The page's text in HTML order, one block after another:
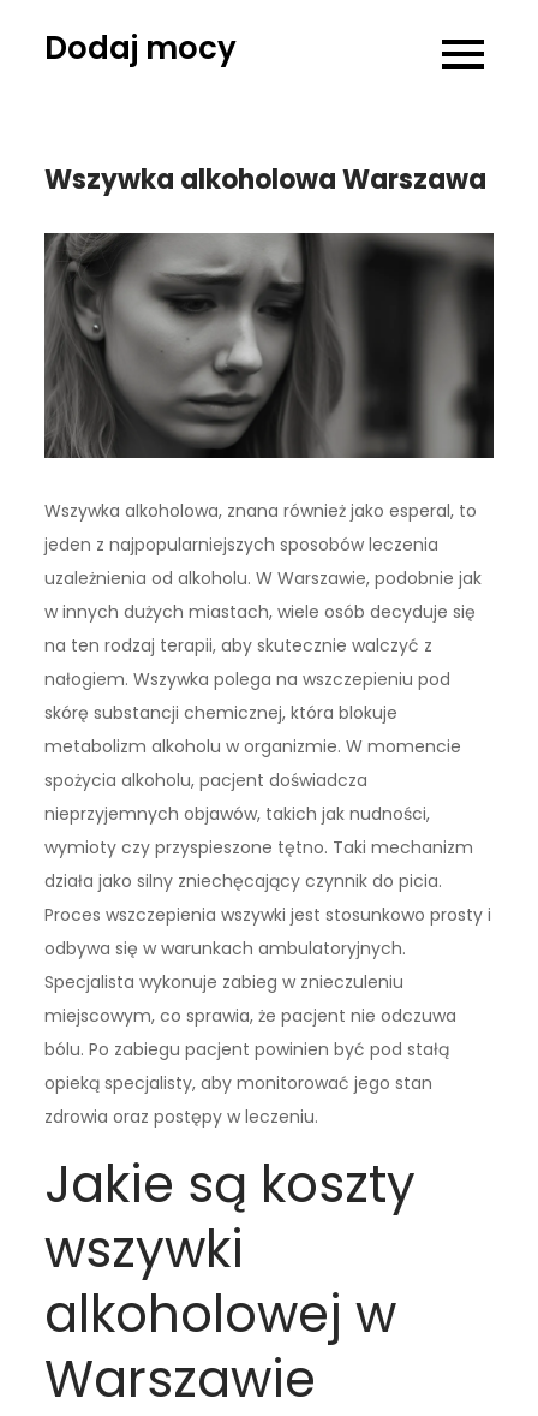
Dodaj mocy
Wszywka alkoholowa Warszawa
Wszywka alkoholowa, znana również jako esperal, to
jeden z najpopularniejszych sposobów leczenia
uzależnienia od alkoholu. W Warszawie, podobnie jak
w innych dużych miastach, wiele osób decyduje się
na ten rodzaj terapii, aby skutecznie walczyć z
nałogiem. Wszywka polega na wszczepieniu pod
skórę substancji chemicznej, która blokuje
metabolizm alkoholu w organizmie. W momencie
spożycia alkoholu, pacjent doświadcza
nieprzyjemnych objawów, takich jak nudności,
wymioty czy przyspieszone tętno. Taki mechanizm
działa jako silny zniechęcający czynnik do picia.
Proces wszczepienia wszywki jest stosunkowo prosty i
odbywa się w warunkach ambulatoryjnych.
Specjalista wykonuje zabieg w znieczuleniu
miejscowym, co sprawia, że pacjent nie odczuwa
bólu. Po zabiegu pacjent powinien być pod stałą
opieką specjalisty, aby monitorować jego stan
zdrowia oraz postępy w leczeniu.
Jakie są koszty
wszywki
alkoholowej w
Warszawie